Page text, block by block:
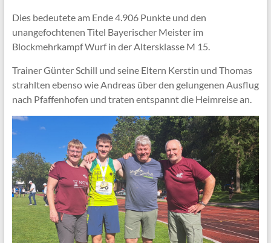
Dies bedeutete am Ende 4.906 Punkte und den
unangefochtenen Titel Bayerischer Meister im
Blockmehrkampf Wurf in der Altersklasse M 15.
Trainer Günter Schill und seine Eltern Kerstin und Thomas
strahlten ebenso wie Andreas über den gelungenen Ausflug
nach Pfaffenhofen und traten entspannt die Heimreise an.